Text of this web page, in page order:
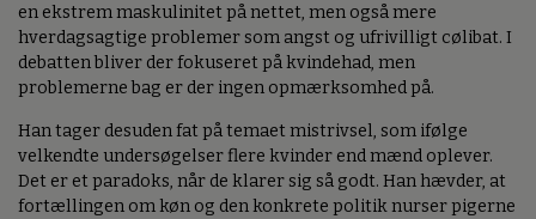
en ekstrem maskulinitet på nettet, men også mere
hverdagsagtige problemer som angst og ufrivilligt cølibat. I
debatten bliver der fokuseret på kvindehad, men
problemerne bag er der ingen opmærksomhed på.
Han tager desuden fat på temaet mistrivsel, som ifølge
velkendte undersøgelser flere kvinder end mænd oplever.
Det er et paradoks, når de klarer sig så godt. Han hævder, at
fortællingen om køn og den konkrete politik nurser pigerne